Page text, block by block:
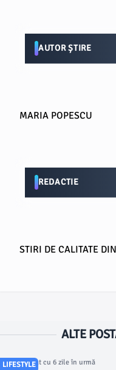
AUTOR ȘTIRE
MARIA POPESCU
REDACTIE
STIRI DE CALITATE
ALTE
LIFESTYLE
Articol postat cu 6 zile în urmă